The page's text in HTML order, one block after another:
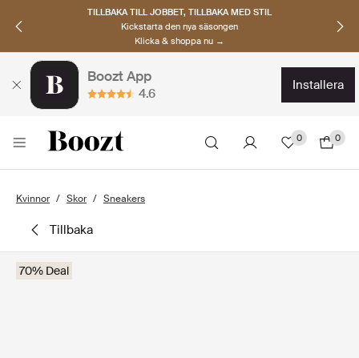
TILLBAKA TILL JOBBET, TILLBAKA MED STIL
Kickstarta den nya säsongen
Klicka & shoppa nu →
Boozt App
4.6
installera
0 0
Kvinnor Skor Sneakers
tillbaka
70% Deal